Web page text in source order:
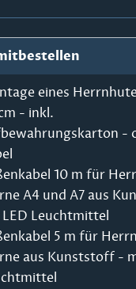
eines
- inkl.
-
10 m für
A4 und A7 aus
Leuchtmittel
5 m für
aus Kunststoff -